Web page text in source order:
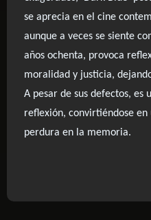
se aprecia en el cine
aunque a veces se siente
años ochenta, provoca
moralidad y justicia,
A pesar de sus defectos, es
reflexión, convirtiéndose en
perdura en la memoria.